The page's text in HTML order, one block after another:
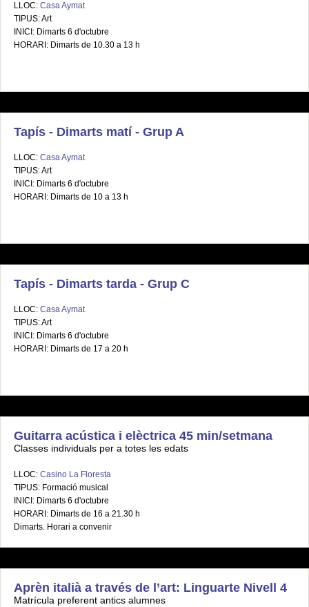
LLOC: Casa Aymat
TIPUS: Art
INICI: Dimarts 6 d'octubre
HORARI: Dimarts de 10.30 a 13 h
Tapís - Dimarts matí - Grup A
LLOC: Casa Aymat
TIPUS: Art
INICI: Dimarts 6 d'octubre
HORARI: Dimarts de 10 a 13 h
Tapís - Dimarts tarda - Grup C
LLOC: Casa Aymat
TIPUS: Art
INICI: Dimarts 6 d'octubre
HORARI: Dimarts de 17 a 20 h
Guitarra acústica i elèctrica 45 min/setmana
Classes individuals per a totes les edats
LLOC: Casino La Floresta
TIPUS: Formació musical
INICI: Dimarts 6 d'octubre
HORARI: Dimarts de 16 a 21.30 h
Dimarts. Horari a convenir
Aprèn italià a través de l’art: Linguarte Nivell 4
Matrícula preferent antics alumnes